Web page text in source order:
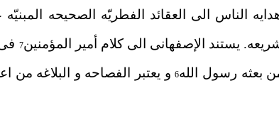
الناس الی العقائد الفطریّه الصحیحه
یستند الإصفهانی الی کلام أمیر المؤمنین7
بعثه رسول الله6و یعتبر الفصاحه و البلاغه من